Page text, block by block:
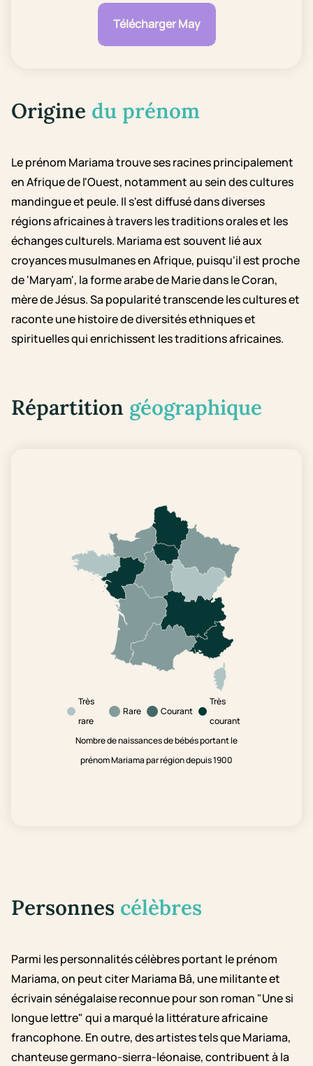
Télécharger May
Origine du prénom
Le prénom Mariama trouve ses racines principalement
en Afrique de l'Ouest, notamment au sein des cultures
mandingue et peule. Il s'est diffusé dans diverses
régions africaines à travers les traditions orales et les
échanges culturels. Mariama est souvent lié aux
croyances musulmanes en Afrique, puisqu'il est proche
de 'Maryam', la forme arabe de Marie dans le Coran,
mère de Jésus. Sa popularité transcende les cultures et
raconte une histoire de diversités ethniques et
spirituelles qui enrichissent les traditions africaines.
Répartition géographique
Très
rare
Rare Courant
Très
courant
Nombre de naissances de bébés portant le
prénom Mariama par région depuis 1900
Personnes célèbres
Parmi les personnalités célèbres portant le prénom
Mariama, on peut citer Mariama Bâ, une militante et
écrivain sénégalaise reconnue pour son roman "Une si
longue lettre" qui a marqué la littérature africaine
francophone. En outre, des artistes tels que Mariama,
chanteuse germano-sierra-léonaise, contribuent à la